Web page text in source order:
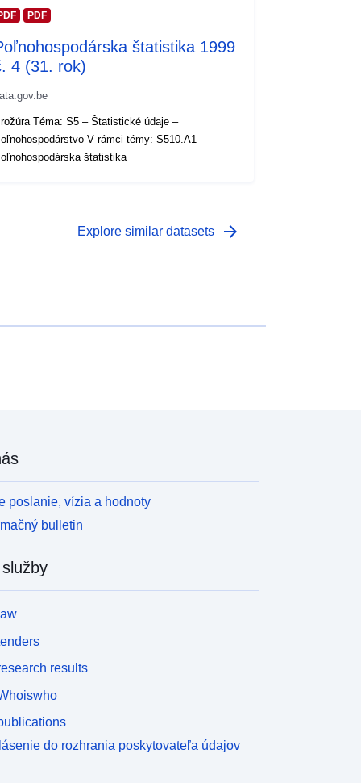
PDF
štatistika 1999
4 (31. rok)
Téma: S5 – Štatistické údaje –
V rámci témy: S510.A1 –
štatistika
Explore similar datasets arrow_forward
poslanie, vízia a hodnoty
bulletin
results
do rozhrania poskytovateľa údajov